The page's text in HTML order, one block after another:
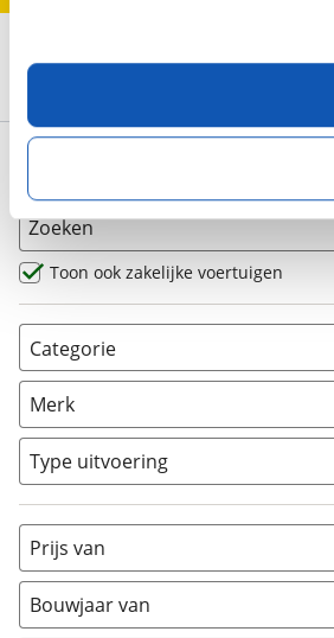
Met cookies en vergelijkbare
cookies zorgen ervoor dat de
verbeteren. We tonen je graag
buiten onze website volgt –
. Als je
kun je later altijd aanpassen via de
Zoeken
Toon ook zakelijke voertuigen
Categorie
AllRoad (2)
Chopper
Classic
Crosser (0)
Enduro
Minibike (0)
Motorscooter
Merk
Type uitvoering
Prijs van
Bouwjaar van